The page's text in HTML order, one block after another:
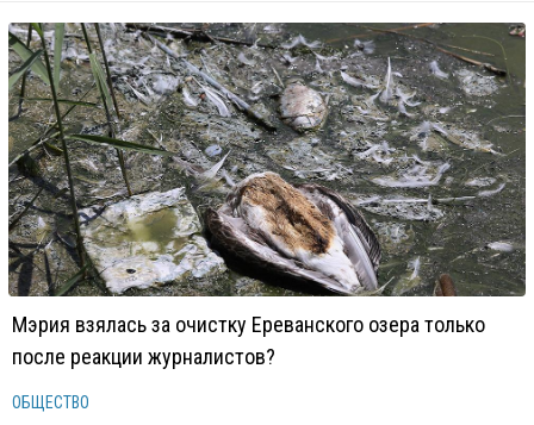
Мэрия взялась за очистку Ереванского озера только
после реакции журналистов?
ОБЩЕСТВО